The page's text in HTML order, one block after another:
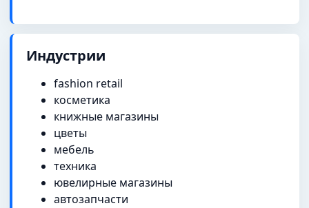
Индустрии
fashion retail
косметика
книжные магазины
цветы
мебель
техника
ювелирные магазины
автозапчасти